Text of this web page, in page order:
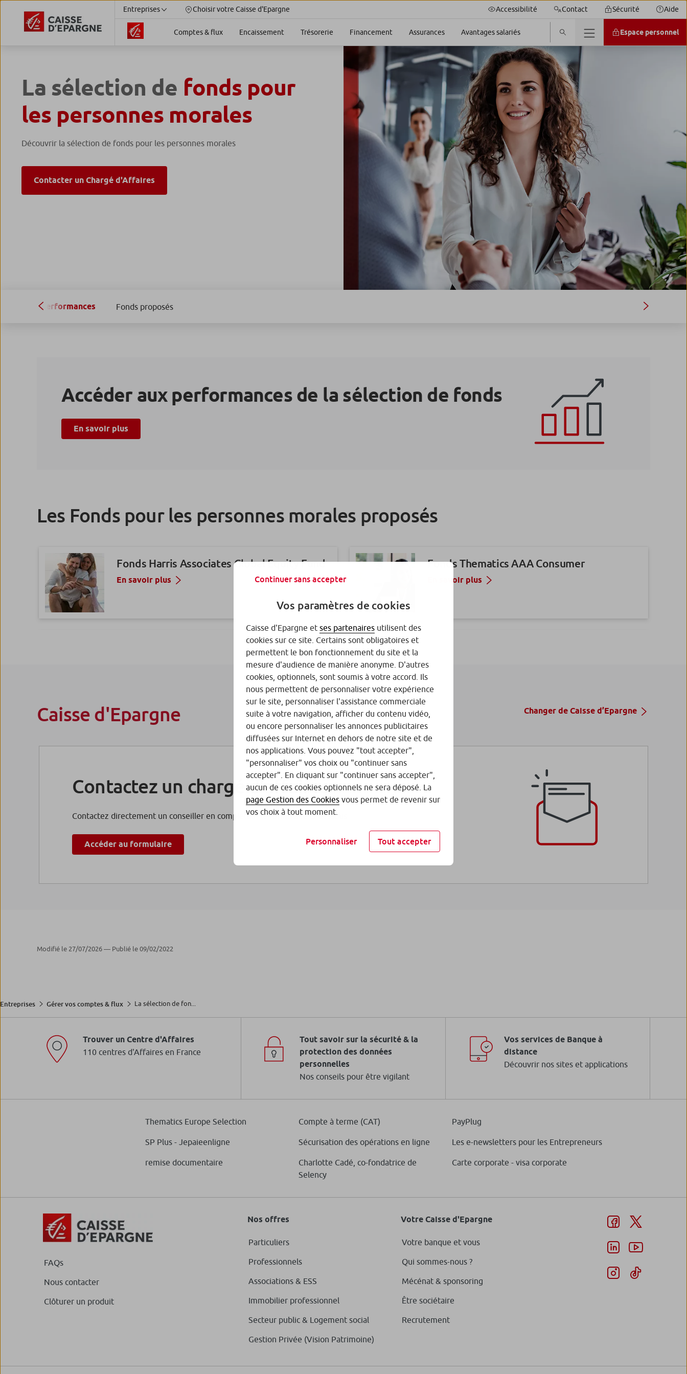
Entreprises Choisir votre Caisse d'Epargne Accessibilité Contact Sécurité Aide
Comptes & flux Encaissement Trésorerie Financement Assurances Avantages salariés Espace personnel
La sélection de fonds pour
les personnes morales
Découvrir la sélection de fonds pour les personnes morales
Contacter un Chargé d'Affaires
Performances Fonds proposés
Accéder aux performances de la sélection de fonds
En savoir plus
Les Fonds pour les personnes morales proposés
Fonds Harris Associates Global Equity Fund
En savoir plus
Fonds Thematics AAA Consumer
En savoir plus
Fonds Thematics AAA Consumer
En savoir plus
Fonds DNCA Actions Euro PME
En savoir plus
Fonds DNCA Actions Européennes
En savoir plus
Fonds DNCA Actions Européennes Fonds DNCA Invest Archer Mid Cap Europe
En savoir plus
En savoir plus
Fonds DNCA Invest Alphaplay Euroland
En savoir plus
Fonds DNCA Invest Eurose
En savoir plus
Fonds DNCA Invest Explorer Smid Euro
En savoir plus
Fonds DNCA Invest SRI Euro Quality
Fonds DNCA Invest Sustain Semperosa Fonds DNCA Invest Sustain Semperosa
Caisse d'Epargne Changer de Caisse d’Epargne
Contactez un chargé d’affaires
Contactez directement un conseiller en complétant le formulaire ci-dessous.
Accéder au formulaire
Modifié le 27/07/2026 — Publié le 09/02/2022
Entreprises Gérer vos comptes & flux La sélection de fon...
Trouver un Centre d'Affaires
110 centres d'Affaires en France
Tout savoir sur la sécurité & la
protection des données
personnelles
Nos conseils pour être vigilant
Vos services de Banque à
distance
Découvrir nos sites et applications
Thematics Europe Selection Compte à terme (CAT) PayPlug
SP Plus - Jepaieenligne Sécurisation des opérations en ligne Les e-newsletters pour les Entrepreneurs
remise documentaire
Charlotte Cadé, co-fondatrice de
Selency
Carte corporate - visa corporate
FAQs
Nous contacter
Clôturer un produit
Nos offres
Particuliers
Professionnels
Associations & ESS
Immobilier professionnel
Secteur public & Logement social
Gestion Privée (Vision Patrimoine)
Votre Caisse d'Epargne
Votre banque et vous
Qui sommes-nous ?
Mécénat & sponsoring
Être sociétaire
Recrutement
Continuer sans accepter
Vos paramètres de cookies
Caisse d'Epargne et ses partenaires utilisent des
cookies sur ce site. Certains sont obligatoires et
permettent le bon fonctionnement du site et la
mesure d'audience de manière anonyme. D'autres
cookies, optionnels, sont soumis à votre accord. Ils
nous permettent de personnaliser votre expérience
sur le site, personnaliser l'assistance commerciale
suite à votre navigation, afficher du contenu vidéo,
ou encore personnaliser les annonces publicitaires
diffusées sur Internet en dehors de notre site et de
nos applications. Vous pouvez "tout accepter",
"personnaliser" vos choix ou "continuer sans
accepter". En cliquant sur "continuer sans accepter",
aucun de ces cookies optionnels ne sera déposé. La
page Gestion des Cookies vous permet de revenir sur
vos choix à tout moment.
Personnaliser Tout accepter